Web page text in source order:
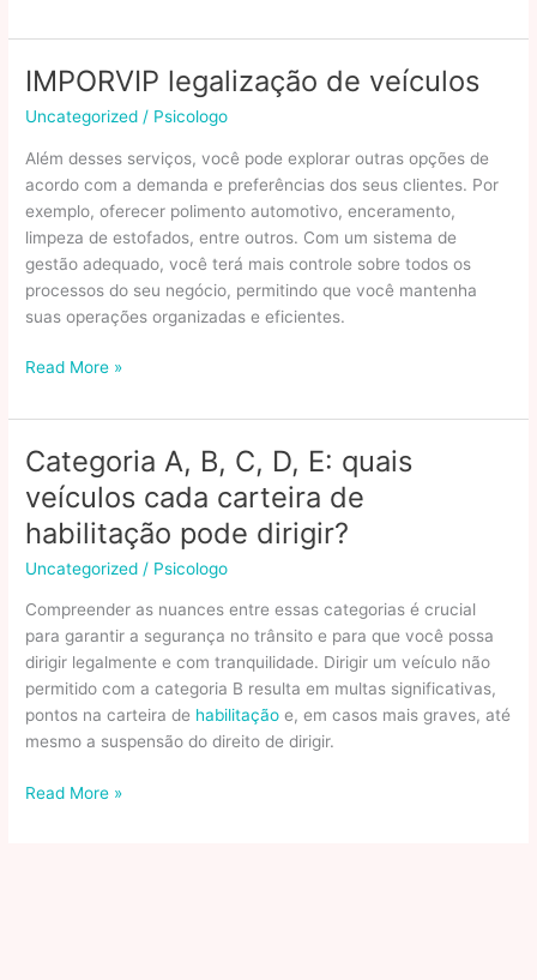
Veículos
e
Estacionamento
IMPORVIP legalização de veículos
Uncategorized / Psicologo
Além desses serviços, você pode explorar outras opções de
acordo com a demanda e preferências dos seus clientes. Por
exemplo, oferecer polimento automotivo, enceramento,
limpeza de estofados, entre outros. Com um sistema de
gestão adequado, você terá mais controle sobre todos os
processos do seu negócio, permitindo que você mantenha
suas operações organizadas e eficientes.
IMPORVIP
de
Read More »
Categoria A, B, C, D, E: quais
veículos cada carteira de
habilitação pode dirigir?
Uncategorized / Psicologo
Compreender as nuances entre essas categorias é crucial
para garantir a segurança no trânsito e para que você possa
dirigir legalmente e com tranquilidade. Dirigir um veículo não
permitido com a categoria B resulta em multas significativas,
pontos na carteira de habilitação e, em casos mais graves, até
mesmo a suspensão do direito de dirigir.
Categoria
Read More »